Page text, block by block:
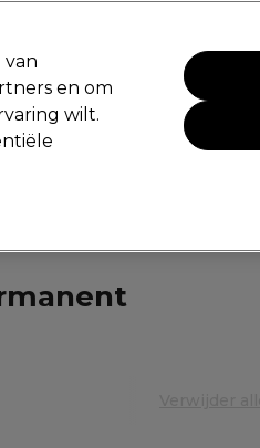
Nieuwe producten
van
en om
wilt.